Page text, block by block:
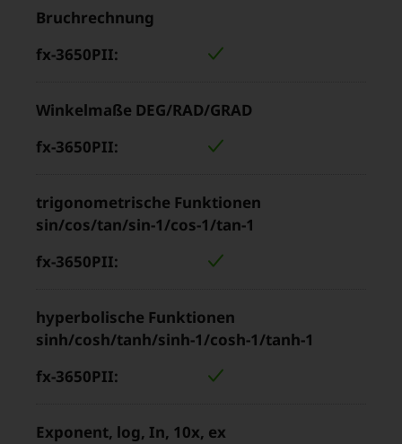
Bruchrechnung
Winkelmaße DEG/RAD/GRAD
trigonometrische Funktionen
sin/cos/tan/sin-1/cos-1/tan-1
hyperbolische Funktionen
sinh/cosh/tanh/sinh-1/cosh-1/tanh-1
Exponent, log, In, 10x, ex